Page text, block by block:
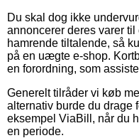
Du skal dog ikke
annoncerer deres varer
hamrende tiltalende, så
på en uægte e-shop.
en forordning, som
Generelt tilråder vi køb
alternativ burde du drage
eksempel ViaBill, når du
en periode.